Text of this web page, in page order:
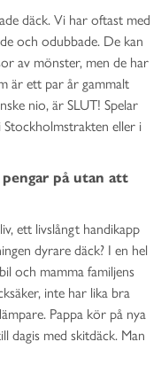
däck. Vi har oftast med
och odubbade. De kan
av mönster, men de har
är ett par år gammalt
nio, är SLUT! Spelar
eller i
på utan att
ett livslångt handikapp
dyrare däck? I en hel
och mamma familjens
inte har lika bra
Pappa kör på nya
dagis med skitdäck. Man